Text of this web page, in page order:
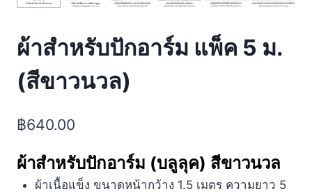
ผ้าสำหรับปักอาร์ม แพ็ค 5 ม.
(สีขาวนวล)
฿640.00
ผ้าสำหรับปักอาร์ม (บลูลุค) สีขาวนวล
ผ้าเนื้อแข็ง ขนาดหน้ากว้าง 1.5 เมตร ความยาว 5